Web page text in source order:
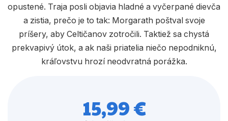
opustené. Traja posli objavia hladné a vyčerpané dievča
a zistia, prečo je to tak: Morgarath poštval svoje
príšery, aby Celtičanov zotročili. Taktiež sa chystá
prekvapivý útok, a ak naši priatelia niečo nepodniknú,
kráľovstvu hrozí neodvratná porážka.
15,99 €